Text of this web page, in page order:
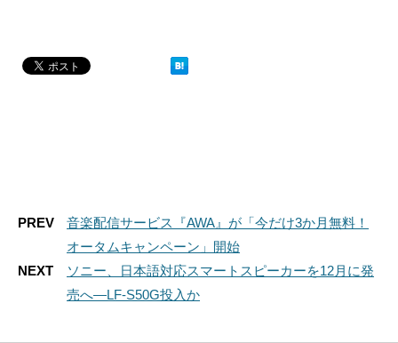
PREV
音楽配信サービス『AWA』が「今だけ3か月無料！
オータムキャンペーン」開始
NEXT
ソニー、日本語対応スマートスピーカーを12月に発
売へ―LF-S50G投入か